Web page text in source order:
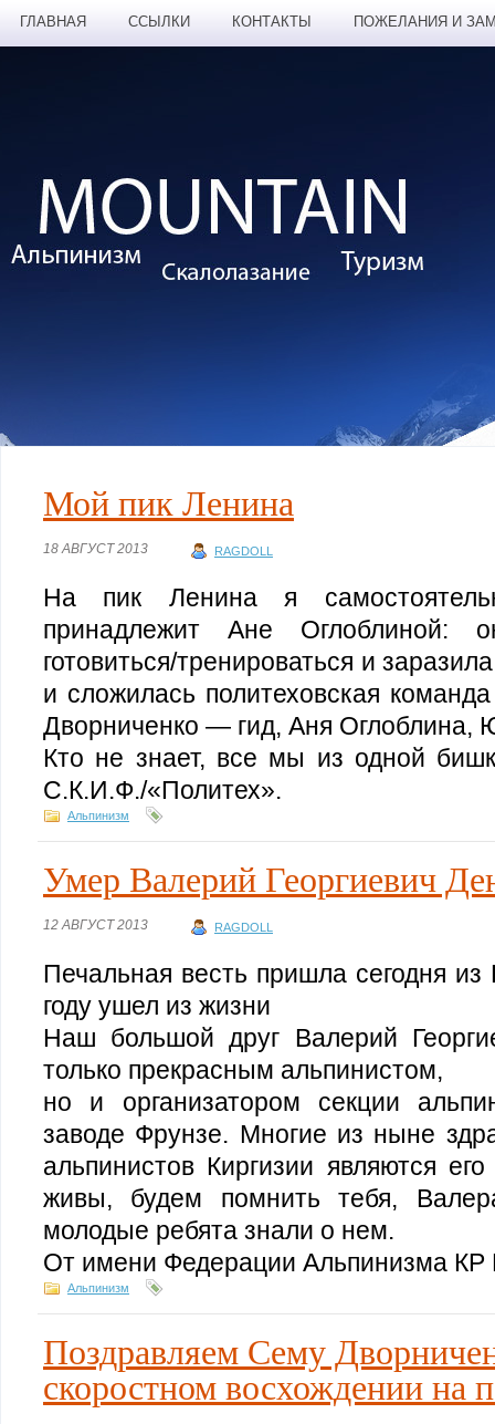
ГЛАВНАЯ ССЫЛКИ КОНТАКТЫ ПОЖЕЛАНИЯ И
Мой пик Ленина
18 АВГУСТ 2013 RAGDOLL
На пик Ленина я
принадлежит Ане Оглоблиной:
готовиться/тренироваться и
и сложилась политеховская
Дворниченко — гид, Аня Оглоблина,
Кто не знает, все мы из одной
С.К.И.Ф./«Политех».
Альпинизм
Умер Валерий Георгиевич
12 АВГУСТ 2013 RAGDOLL
Печальная весть пришла сегодня
году ушел из жизни
Наш большой друг Валерий
только прекрасным альпинистом,
но и организатором секции
заводе Фрунзе. Многие из ныне
альпинистов Киргизии являются
живы, будем помнить тебя,
молодые ребята знали о нем.
От имени Федерации Альпинизма КР
Альпинизм
Поздравляем Сему
скоростном восхождении на